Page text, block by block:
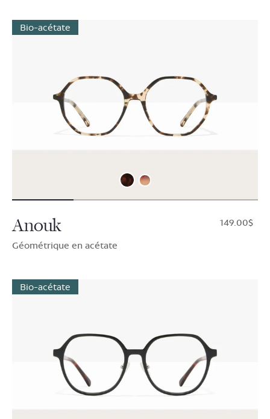
Bio-acétate
Anouk
Géométrique en acétate
$149.00
Bio-acétate